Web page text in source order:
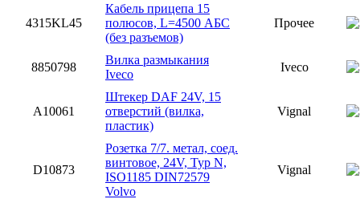
4315KL45
Кабель прицепа 15
полюсов, L=4500 АБС
(без разъемов)
Прочее
8850798
Вилка размыкания
Iveco
Iveco
A10061
Штекер DAF 24V, 15
отверстий (вилка,
пластик)
Vignal
D10873
Розетка 7/7. метал, соед.
винтовое, 24V, Typ N,
ISO1185 DIN72579
Volvo
Vignal